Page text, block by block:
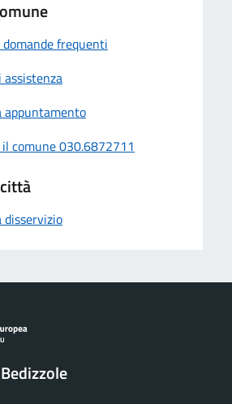
domande frequenti
assistenza
appuntamento
il comune 030.6872711
disservizio